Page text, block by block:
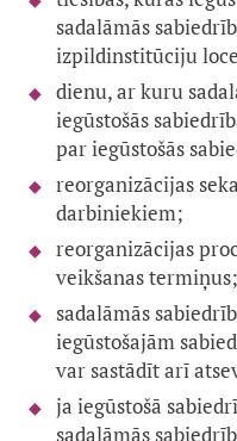
sadalāmās
izpildinstitūciju
dienu, ar kuru
iegūstošās
par iegūstošās
reorganizācijas
darbiniekiem;
reorganizācijas
veikšanas termiņus;
sadalāmās
iegūstošajām
var sastādīt arī
ja iegūstošā
sadalāmās